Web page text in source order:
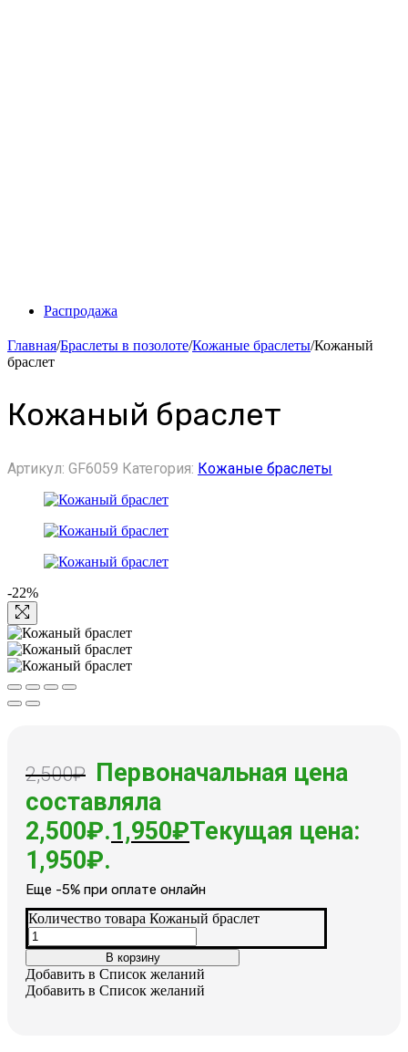
Распродажа
Главная/Браслеты в позолоте/Кожаные браслеты/Кожаный
браслет
Кожаный браслет
Артикул: GF6059 Категория: Кожаные браслеты
-22%
2,500₽ Первоначальная цена
составляла
2,500₽.1,950₽Текущая цена:
1,950₽.
Еще -5% при оплате онлайн
Количество товара Кожаный браслет
В корзину
Добавить в Список желаний
Добавить в Список желаний